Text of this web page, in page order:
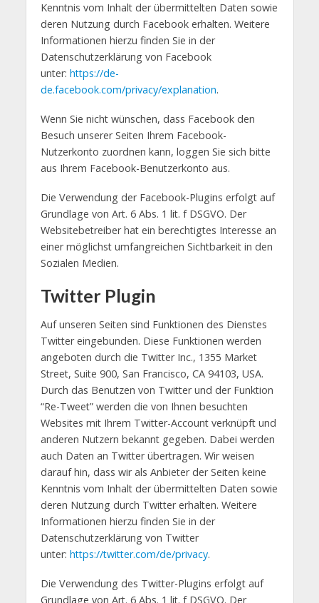
Kenntnis vom Inhalt der übermittelten Daten sowie
deren Nutzung durch Facebook erhalten. Weitere
Informationen hierzu finden Sie in der
Datenschutzerklärung von Facebook
unter: https://de-
de.facebook.com/privacy/explanation.
Wenn Sie nicht wünschen, dass Facebook den
Besuch unserer Seiten Ihrem Facebook-
Nutzerkonto zuordnen kann, loggen Sie sich bitte
aus Ihrem Facebook-Benutzerkonto aus.
Die Verwendung der Facebook-Plugins erfolgt auf
Grundlage von Art. 6 Abs. 1 lit. f DSGVO. Der
Websitebetreiber hat ein berechtigtes Interesse an
einer möglichst umfangreichen Sichtbarkeit in den
Sozialen Medien.
Twitter Plugin
Auf unseren Seiten sind Funktionen des Dienstes
Twitter eingebunden. Diese Funktionen werden
angeboten durch die Twitter Inc., 1355 Market
Street, Suite 900, San Francisco, CA 94103, USA.
Durch das Benutzen von Twitter und der Funktion
“Re-Tweet” werden die von Ihnen besuchten
Websites mit Ihrem Twitter-Account verknüpft und
anderen Nutzern bekannt gegeben. Dabei werden
auch Daten an Twitter übertragen. Wir weisen
darauf hin, dass wir als Anbieter der Seiten keine
Kenntnis vom Inhalt der übermittelten Daten sowie
deren Nutzung durch Twitter erhalten. Weitere
Informationen hierzu finden Sie in der
Datenschutzerklärung von Twitter
unter: https://twitter.com/de/privacy.
Die Verwendung des Twitter-Plugins erfolgt auf
Grundlage von Art. 6 Abs. 1 lit. f DSGVO. Der